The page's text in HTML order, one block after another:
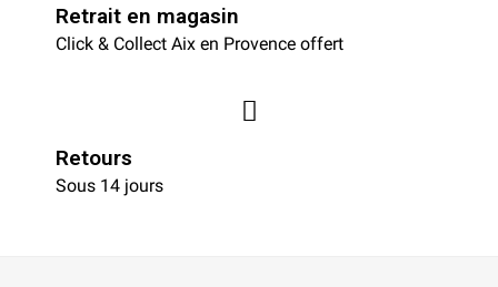
Retrait en magasin
Click & Collect Aix en Provence offert
Retours
Sous 14 jours